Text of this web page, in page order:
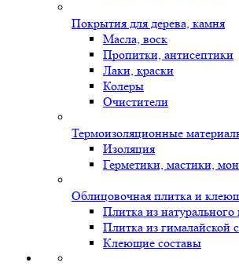
Покрытия для дерева, камня
Масла, воск
Пропитки, антисептики
Лаки, краски
Колеры
Очистители
Термоизоляционные
Изоляция
Герметики, мастики,
Облицовочная плитка и
Плитка из натурального
Плитка из гималайской
Клеющие составы